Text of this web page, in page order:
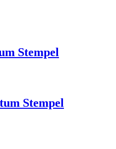
Stempel
Stempel